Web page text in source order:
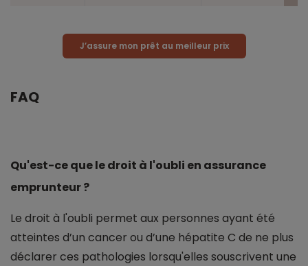
J’assure mon prêt au meilleur prix
FAQ
Qu'est-ce que le droit à l'oubli en assurance
emprunteur ?
Le droit à l'oubli permet aux personnes ayant été
atteintes d’un cancer ou d’une hépatite C de ne plus
déclarer ces pathologies lorsqu'elles souscrivent une